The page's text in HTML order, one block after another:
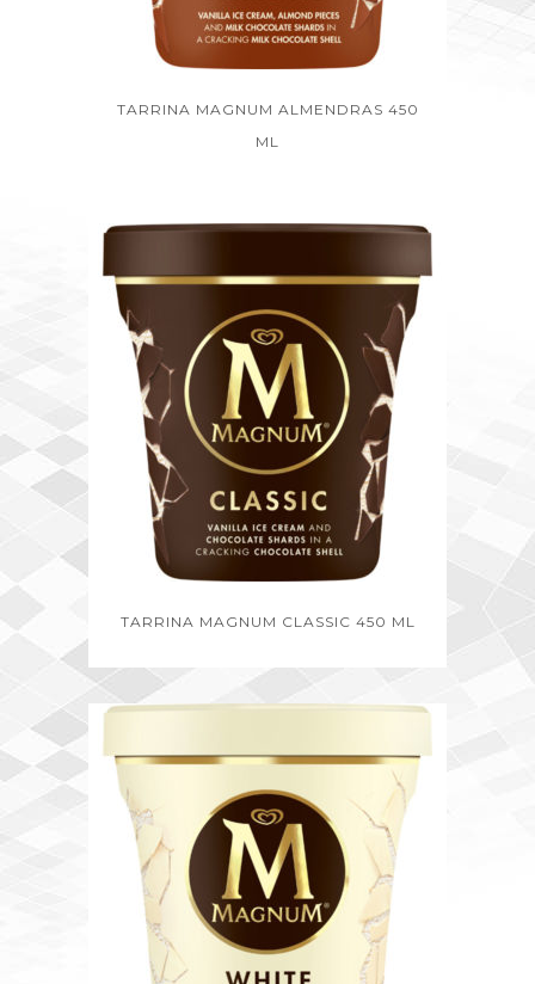
TARRINA MAGNUM ALMENDRAS 450
ML
TARRINA MAGNUM CLASSIC 450 ML